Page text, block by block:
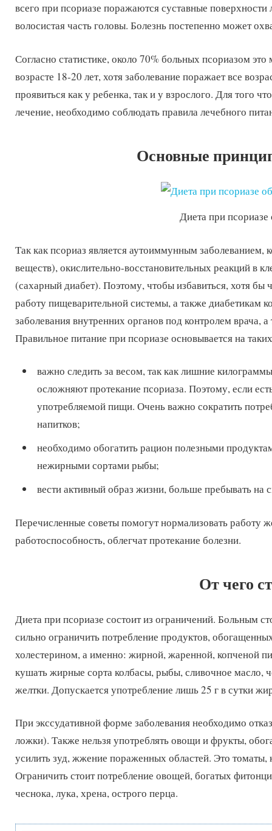
всего при псориазе поражаются суставные поверхности
волосистая часть головы. Болезнь постепенно может
Согласно статистике, около 70% больных псориазом
возрасте 18-20 лет, хотя заболевание поражает все
проявиться как у ребенка, так и у взрослого. Для того
лечение, необходимо соблюдать правила лечебного
Основные
Диета при
Так как псориаз является аутоиммунным
веществ), окислительно-восстановительных реакций в
(сахарный диабет). Поэтому, чтобы избавиться, хотя
работу пищеварительной системы, а также диабетикам
заболевания внутренних органов под контролем врача,
Правильное питание при псориазе основывается на
важно следить за весом, так как лишние
осложняют протекание псориаза. Поэтому, если
употребляемой пищи. Очень важно сократить
напитков;
необходимо обогатить рацион полезными
нежирными сортами рыбы;
вести активный образ жизни, больше пребывать на
Перечисленные советы помогут нормализовать работу
работоспособность, облегчат протекание болезни.
От чего
Диета при псориазе состоит из ограничений. Больным
сильно ограничить потребление продуктов,
холестерином, а именно: жирной, жаренной, копченой
кушать жирные сорта колбасы, рыбы, сливочное масло,
желтки. Допускается употребление лишь 25 г в сутки
При экссудативной форме заболевания необходимо
ложки). Также нельзя употреблять овощи и фрукты,
усилить зуд, жжение пораженных областей. Это
Ограничить стоит потребление овощей, богатых
чеснока, лука, хрена, острого перца.